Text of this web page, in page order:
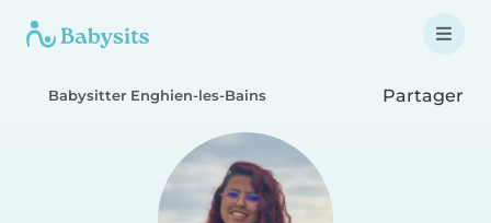
Babysitter Enghien-les-Bains Partager